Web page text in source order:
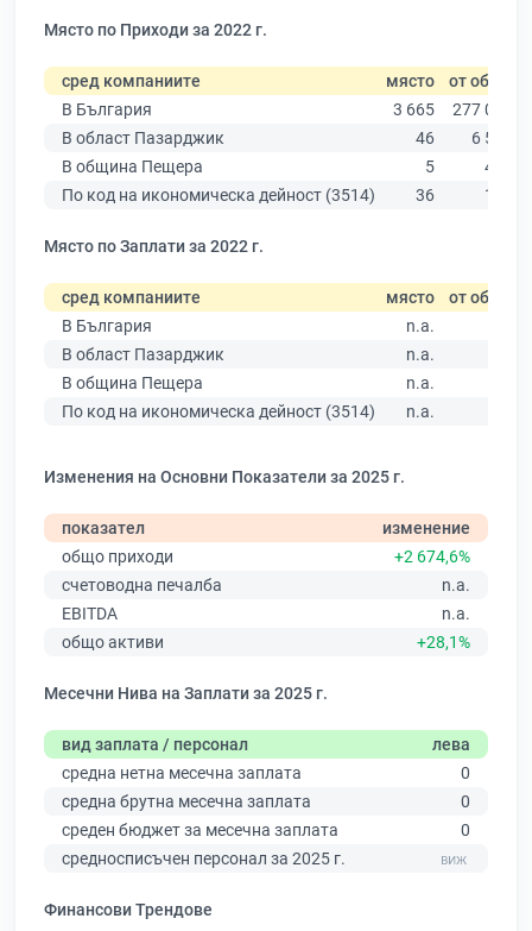
Място по Приходи за 2022 г.
сред компаниите място от общо
В България
3 665
277 019
В област Пазарджик
46
6 511
В община Пещера
5
404
По код на икономическа дейност (3514)
36 100
Място по Заплати за 2022 г.
сред компаниите място от общо
В България
n.a.
В област Пазарджик
n.a.
В община Пещера
n.a.
По код на икономическа дейност (3514)
n.a.
Изменения на Основни Показатели за 2025 г.
показател
изменение
общо приходи
+2 674,6%
счетоводна печалба
n.a.
EBITDA
n.a.
общо активи
+28,1%
Месечни Нива на Заплати за 2025 г.
вид заплата / персонал
лева
средна нетна месечна заплата
0
средна брутна месечна заплата
0
среден бюджет за месечна заплата
0
средносписъчен персонал за 2025 г.
Финансови Трендове